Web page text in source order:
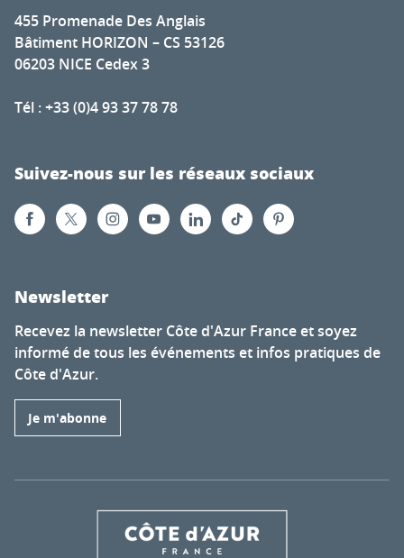
455 Promenade Des Anglais
Bâtiment HORIZON – CS 53126
06203 NICE Cedex 3
Tél : +33 (0)4 93 37 78 78
Suivez-nous sur les réseaux sociaux
Newsletter
Recevez la newsletter Côte d'Azur France et soyez
informé de tous les événements et infos pratiques de
Côte d'Azur.
Je m'abonne